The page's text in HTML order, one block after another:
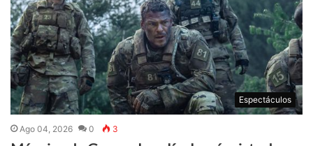
Espectáculos
Ago 04, 2026 0 3